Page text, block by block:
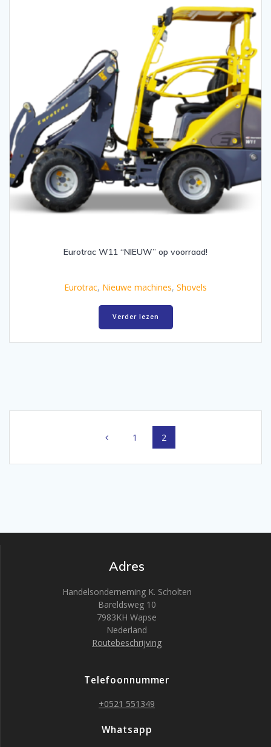
Eurotrac W11 “NIEUW” op voorraad!
Eurotrac, Nieuwe machines, Shovels
Verder lezen
Berichtnavigatie
Pagina
1 Pagina
2
Adres
Handelsonderneming K. Scholten
Bareldsweg 10
7983KH Wapse
Nederland
Routebeschrijving
Telefoonnummer
+0521 551349
Whatsapp